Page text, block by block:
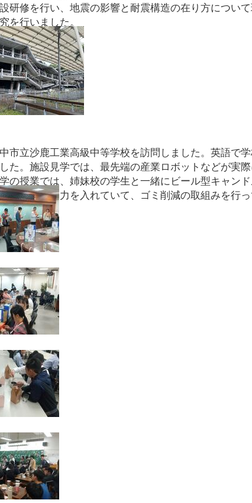
研修を行い、地震の影響と耐震構造の在り方につい
を行いました。
市立沙鹿工業高級中等学校を訪問しました。英語で
た。施設見学では、最先端の産業ロボットなどが実
の授業では、姉妹校の学生と一緒にビール型キャン
環境教育に力を入れていて、ゴミ削減の取組みを行